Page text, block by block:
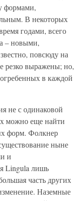
формами,
В некоторых
годами, всего
– новыми,
повсюду на
резко выражены; но,
в каждой
не с одинаковой
можно еще найти
форм. Фолкнер
ныне
и
Lingula лишь
часть других
Наземные